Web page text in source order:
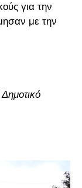
για την
με την